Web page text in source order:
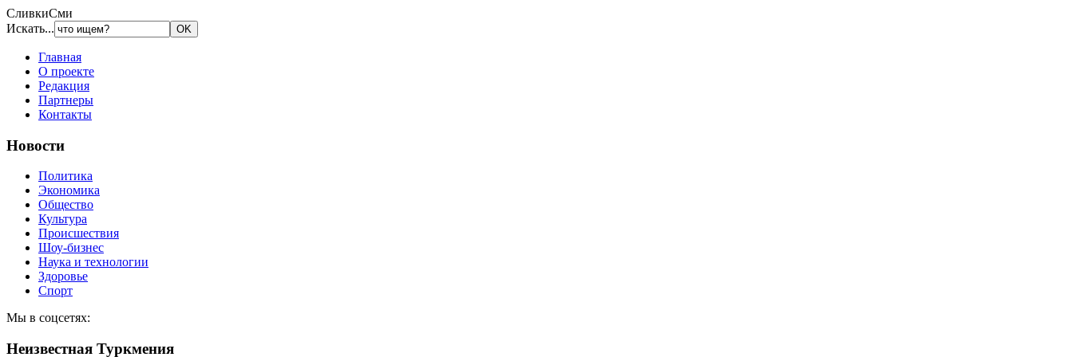
СливкиСми
Искать...
Главная
О проекте
Редакция
Партнеры
Контакты
Новости
Политика
Экономика
Общество
Культура
Происшествия
Шоу-бизнес
Наука и технологии
Здоровье
Спорт
Мы в соцсетях:
Неизвестная Туркмения